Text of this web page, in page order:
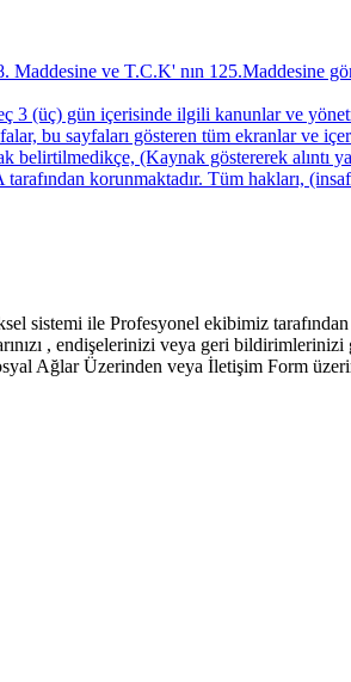
ve T.C.K' nın 125.Maddesine
(üç) gün içerisinde ilgili kanunlar ve
bu sayfaları gösteren tüm ekranlar ve
belirtilmedikçe, (Kaynak göstererek alıntı
korunmaktadır. Tüm hakları,
sistemi ile Profesyonel ekibimiz
, endişelerinizi veya geri
Ağlar Üzerinden veya İletişim Form